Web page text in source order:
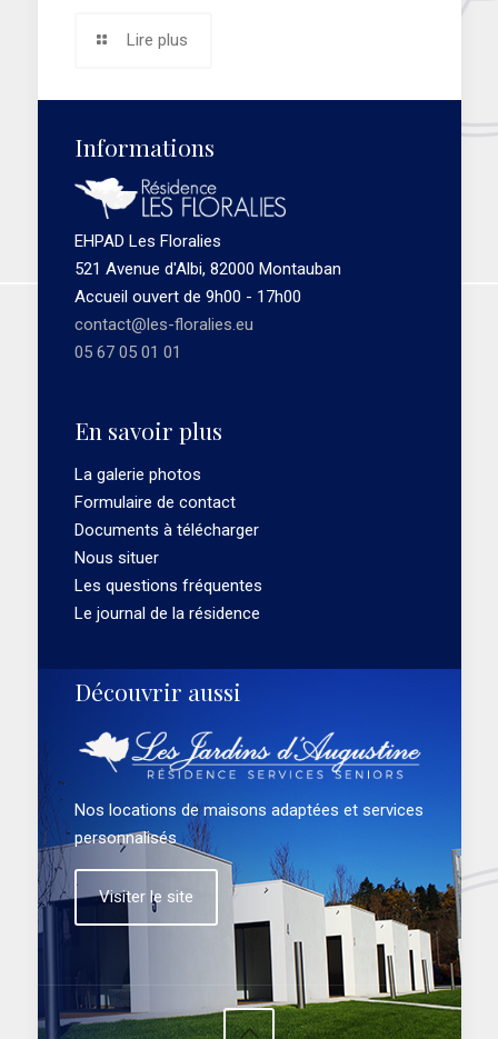
Lire plus
Informations
EHPAD Les Floralies
521 Avenue d'Albi, 82000 Montauban
Accueil ouvert de 9h00 - 17h00
contact@les-floralies.eu
05 67 05 01 01
En savoir plus
La galerie photos
Formulaire de contact
Documents à télécharger
Nous situer
Les questions fréquentes
Le journal de la résidence
Découvrir aussi
Nos locations de maisons adaptées et services
personnalisés
Visiter le site